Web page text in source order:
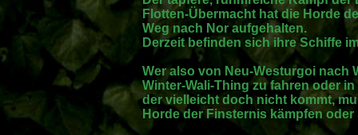
Flotten-Übermacht hat die Horde
Weg nach Nor aufgehalten.
Derzeit befinden sich ihre Schiffe
Wer also von Neu-Westurgoi nach
Winter-Wali-Thing zu fahren oder
der vielleicht doch nicht kommt,
Horde der Finsternis kämpfen